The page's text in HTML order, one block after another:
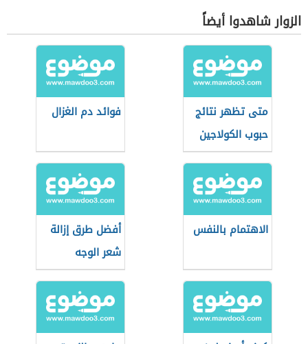
الزوار شاهدوا أيضاً
متى تظهر نتائج
حبوب الكولاجين
فوائد دم الغزال
الاهتمام بالنفس
أفضل طرق إزالة
شعر الوجه